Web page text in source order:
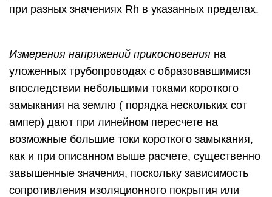
при разных значениях Rh в указанных пределах.
Измерения напряжений прикосновения на
уложенных трубопроводах с образовавшимися
впоследствии небольшими токами короткого
замыкания на землю ( порядка нескольких сот
ампер) дают при линейном пересчете на
возможные большие токи короткого замыкания,
как и при описанном выше расчете, существенно
завышенные значения, поскольку зависимость
сопротивления изоляционного покрытия или